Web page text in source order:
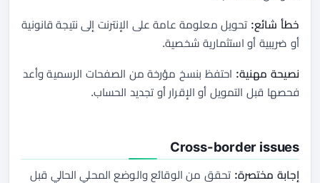
خطأ شائع: تحويل معلومة عامة على الإنترنت إلى نتيجة قانونية
أو ضريبية أو استثمارية شخصية.
نصيحة مهنية: احتفظ بنسخ مؤرخة من الصفحات الرسمية وأعد
فحصها قبل التمويل أو الإقرار أو تجديد الحساب.
Cross-border issues
إجابة مختصرة: تحقق من الوقائع والوضع المحلي الحالي قبل